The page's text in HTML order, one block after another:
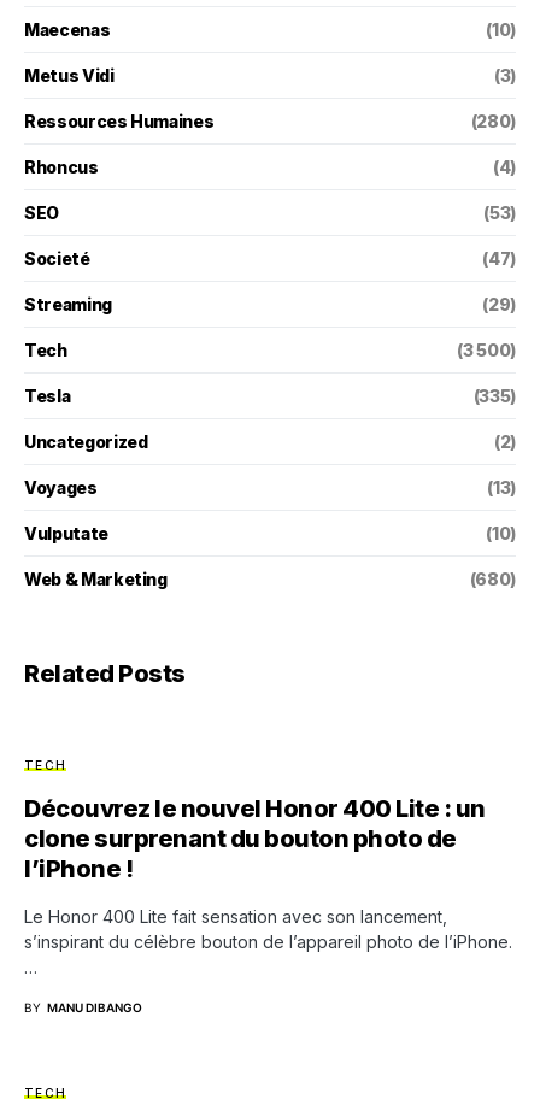
Maecenas (10)
Metus Vidi (3)
Ressources Humaines (280)
Rhoncus (4)
SEO (53)
Societé (47)
Streaming (29)
Tech (3 500)
Tesla (335)
Uncategorized (2)
Voyages (13)
Vulputate (10)
Web & Marketing (680)
Related Posts
TECH
Découvrez le nouvel Honor 400 Lite : un
clone surprenant du bouton photo de
l’iPhone !
Le Honor 400 Lite fait sensation avec son lancement,
s’inspirant du célèbre bouton de l’appareil photo de l’iPhone.
…
BY MANU DIBANGO
TECH